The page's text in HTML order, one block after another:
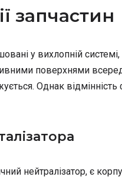
запчастин
у вихлопній системі,
поверхнями
Однак відмінність
нейтралізатор, є